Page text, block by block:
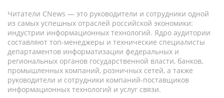
Читатели CNews — это руководители и сотрудники одной
из самых успешных отраслей российской экономики:
индустрии информационных технологий. Ядро аудитории
составляют топ-менеджеры и технические специалисты
департаментов информатизации федеральных и
региональных органов государственной власти, банков,
промышленных компаний, розничных сетей, а также
руководители и сотрудники компаний-поставщиков
информационных технологий и услуг связи.